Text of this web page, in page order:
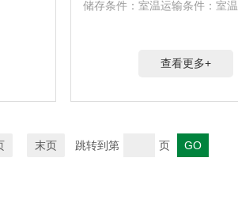
储存条件：室温运输条件：室温
查看更多+
末页 跳转到第 页